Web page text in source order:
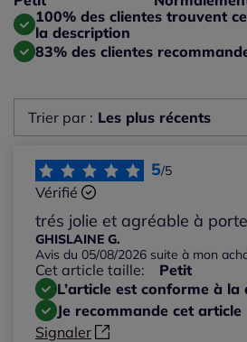
Taille grand : 0%
100% des clientes trouvent
la description
83% des clientes
Trier par : Les plus récents
Les plus récents
Les plus anciens
Notes les plus élevées
Notes les plus basses
5/5
Vérifié
trés jolie et agréable à
GHISLAINE G.
Avis du 05/08/2026 suite à mon
Cet article taille:
Petit
L’article est conforme à la
Je recommande cet article
Signaler